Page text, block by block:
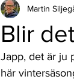
Blir
Martin
Japp, det är ju
här